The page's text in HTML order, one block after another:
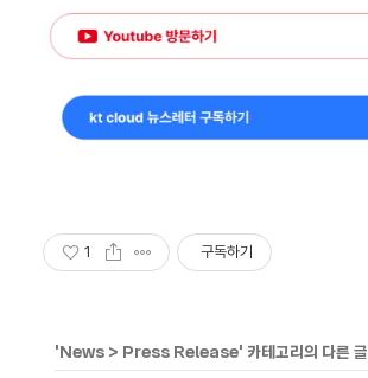
1 구독하기
'News > Press Release' 카테고리의 다른 글